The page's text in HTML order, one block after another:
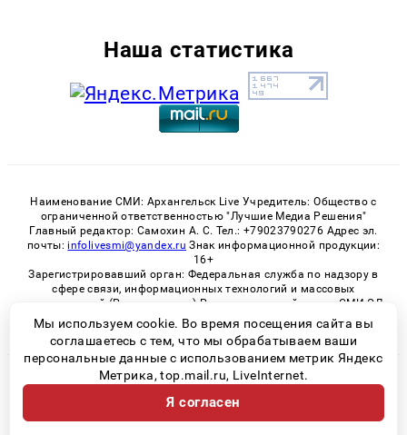
Наша статистика
Наименование СМИ: Архангельск Live Учредитель: Общество с
ограниченной ответственностью "Лучшие Медиа Решения"
Главный редактор: Самохин А. С. Тел.: +79023790276 Адрес эл.
почты: infolivesmi@yandex.ru Знак информационной продукции:
16+
Зарегистрировавший орган: Федеральная служба по надзору в
сфере связи, информационных технологий и массовых
коммуникаций (Роскомнадзор) Регистрационный номер СМИ ЭЛ
№ ФС 77 - 82533 от 21.01.2022
© 2026 «Архангельск Live» | Все права защищены
Возрастная категория сайта 16+
Политика конфиденциальности
Мы используем cookie. Во время посещения сайта вы
соглашаетесь с тем, что мы обрабатываем ваши
персональные данные с использованием метрик Яндекс
Метрика, top.mail.ru, LiveInternet.
Я согласен